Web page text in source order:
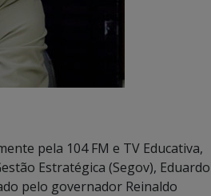
pela 104 FM e TV Educativa,
Estratégica (Segov), Eduardo
pelo governador Reinaldo